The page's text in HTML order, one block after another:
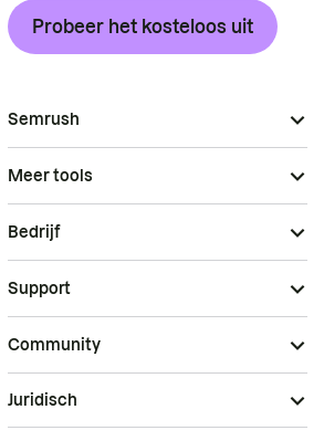
Probeer het kosteloos uit
Semrush
Meer tools
Bedrijf
Support
Community
Juridisch